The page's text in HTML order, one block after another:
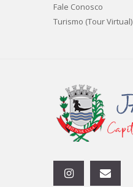
Fale Conosco
Turismo (Tour Virtual)